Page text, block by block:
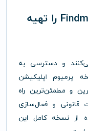
چطور نسخه پرمیوم Findmykids را تهیه
و دسترسی به
پرمیوم اپلیکیشن
و مطمئن‌ترین راه
قانونی و فعال‌سازی
از نسخه کامل این